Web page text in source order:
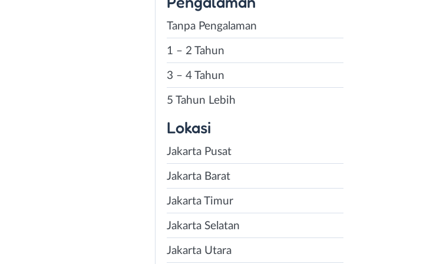
Tanpa Pengalaman
1 – 2 Tahun
3 – 4 Tahun
5 Tahun Lebih
Lokasi
Jakarta Pusat
Jakarta Barat
Jakarta Timur
Jakarta Selatan
Jakarta Utara